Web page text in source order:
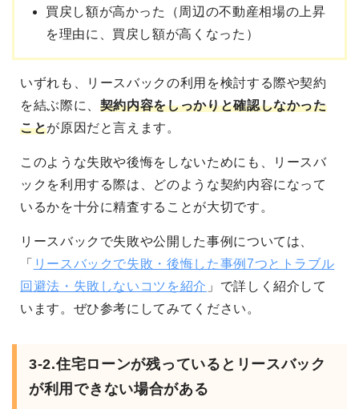
買戻し額が高かった（周辺の不動産相場の上昇
を理由に、買戻し額が高くなった）
いずれも、リースバックの利用を検討する際や契約
を結ぶ際に、 契約内容をしっかりと確認しなかった
ことが原因だと言えます。
このような失敗や後悔をしないためにも、リースバ
ックを利用する際は、どのような契約内容になって
いるかを十分に精査することが大切です。
リースバックで失敗や公開した事例については、
「 リースバックで失敗・後悔した事例7つとトラブル
回避法・失敗しないコツを紹介 」で詳しく紹介して
います。ぜひ参考にしてみてください。
3-2.住宅ローンが残っているとリースバック
が利用できない場合がある